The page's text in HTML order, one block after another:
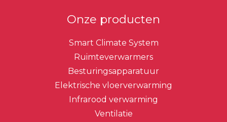
Onze producten
Smart Climate System
Ruimteverwarmers
Besturingsapparatuur
Elektrische vloerverwarming
Infrarood verwarming
Ventilatie